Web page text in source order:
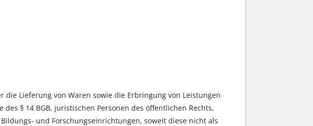
die Lieferung von Waren sowie die Erbringung von Leistungen
§ 14 BGB, juristischen Personen des öffentlichen Rechts,
und Forschungseinrichtungen, soweit diese nicht als